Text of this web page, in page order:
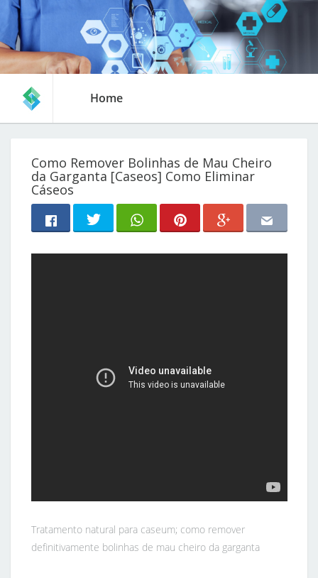
Home
Como Remover Bolinhas de Mau Cheiro
da Garganta [Caseos] Como Eliminar
Cáseos
Tratamento natural para caseum; como remover
definitivamente bolinhas de mau cheiro da garganta